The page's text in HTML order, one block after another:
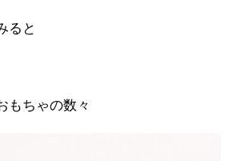
ると
もちゃの数々